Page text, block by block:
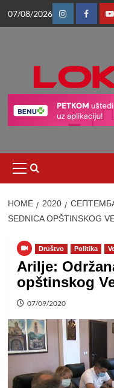
07/08/2026
Instagram
Menu
HOME 2020
SEDNICA OPŠTINSKOG
Društvo Politika
Arilje:
opštinskog
07/09/2020